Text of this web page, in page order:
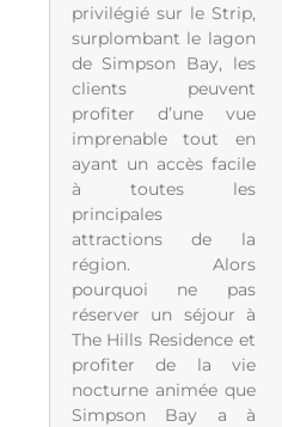
privilégié sur le Strip,
surplombant le lagon
de Simpson Bay, les
clients peuvent
profiter d’une vue
imprenable tout en
ayant un accès facile
à toutes les
principales
attractions de la
région. Alors
pourquoi ne pas
réserver un séjour à
The Hills Residence et
profiter de la vie
nocturne animée que
Simpson Bay a à